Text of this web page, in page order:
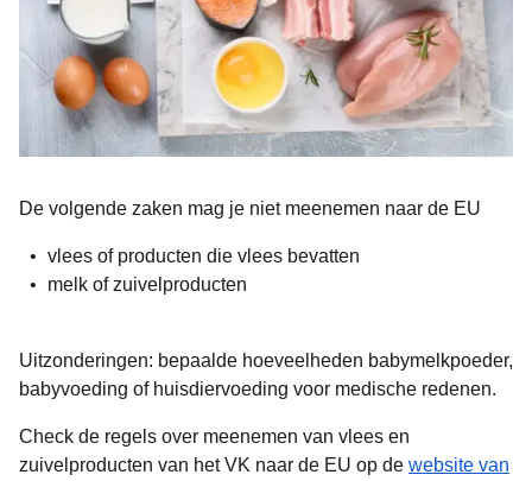
De volgende zaken mag je niet meenemen naar de EU
vlees of producten die vlees bevatten
melk of zuivelproducten
Uitzonderingen: bepaalde hoeveelheden babymelkpoeder,
babyvoeding of huisdiervoeding voor medische redenen.
Check de regels over meenemen van vlees en
zuivelproducten van het VK naar de EU op de website van